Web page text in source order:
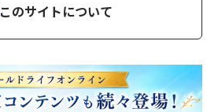
このサイトについて